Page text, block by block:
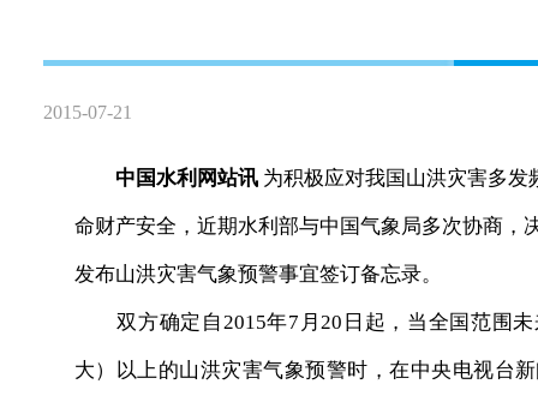
2015-07-21
中国水利网站讯 为积极应对我国山洪灾害多
命财产安全，近期水利部与中国气象局多次协商，
发布山洪灾害气象预警事宜签订备忘录。
双方确定自2015年7月20日起，当全国范围未
大）以上的山洪灾害气象预警时，在中央电视台